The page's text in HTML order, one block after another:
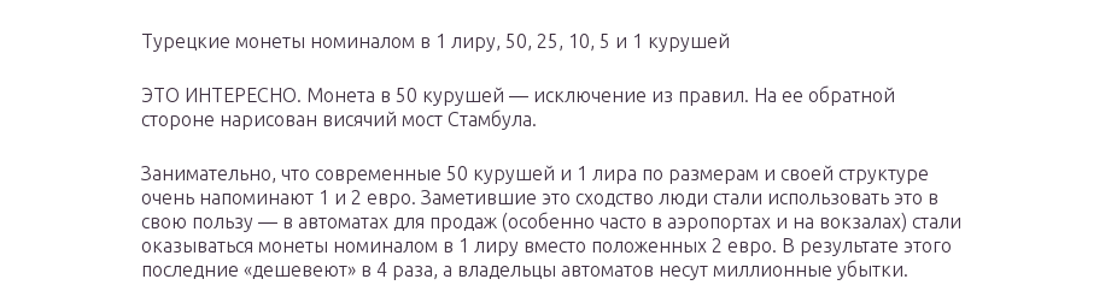
Турецкие монеты номиналом в 1 лиру, 50, 25, 10, 5 и 1 курушей
ЭТО ИНТЕРЕСНО. Монета в 50 курушей — исключение из правил. На ее обратной
стороне нарисован висячий мост Стамбула.
Занимательно, что современные 50 курушей и 1 лира по размерам и своей структуре
очень напоминают 1 и 2 евро. Заметившие это сходство люди стали использовать это в
свою пользу — в автоматах для продаж (особенно часто в аэропортах и на вокзалах) стали
оказываться монеты номиналом в 1 лиру вместо положенных 2 евро. В результате этого
последние «дешевеют» в 4 раза, а владельцы автоматов несут миллионные убытки.